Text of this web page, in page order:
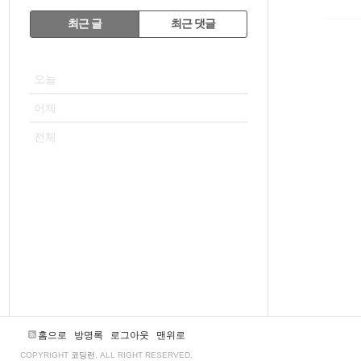
RECENTLY
최근 글 최근 댓글
오늘
어제
전체
홈으로 방명록 로그아웃 맨위로
COPYRIGHT 코딩런 , ALL RIGHT RESERVED.